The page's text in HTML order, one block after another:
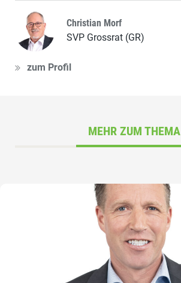
Christian Morf
SVP Grossrat (GR)
zum Profil
MEHR ZUM THEMA